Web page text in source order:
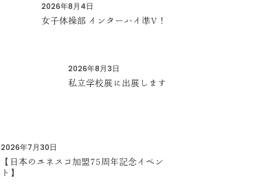
2026年8月4日
女子体操部 インターハイ準V！
2026年8月3日
私立学校展に出展します
2026年7月30日
【日本のユネスコ加盟75周年記念イベン
ト】